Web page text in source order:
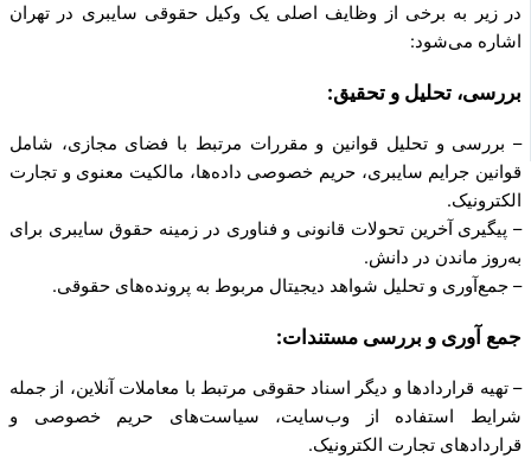
در زیر به برخی از وظایف اصلی یک وکیل حقوقی سایبری در تهران
اشاره می‌شود:
بررسی، تحلیل و تحقیق:
– بررسی و تحلیل قوانین و مقررات مرتبط با فضای مجازی، شامل
قوانین جرایم سایبری، حریم خصوصی داده‌ها، مالکیت معنوی و تجارت
الکترونیک.
– پیگیری آخرین تحولات قانونی و فناوری در زمینه حقوق سایبری برای
به‌روز ماندن در دانش.
– جمع‌آوری و تحلیل شواهد دیجیتال مربوط به پرونده‌های حقوقی.
جمع آوری و بررسی مستندات:
– تهیه قراردادها و دیگر اسناد حقوقی مرتبط با معاملات آنلاین، از جمله
شرایط استفاده از وب‌سایت، سیاست‌های حریم خصوصی و
قراردادهای تجارت الکترونیک.